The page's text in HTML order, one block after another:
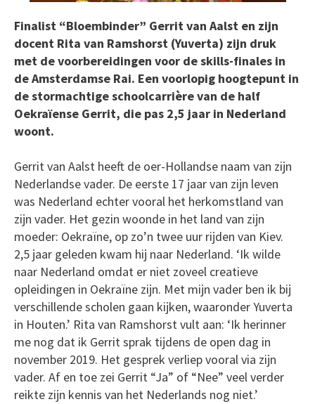
Finalist “Bloembinder” Gerrit van Aalst en zijn
docent Rita van Ramshorst (Yuverta) zijn druk
met de voorbereidingen voor de skills-finales in
de Amsterdamse Rai. Een voorlopig hoogtepunt in
de stormachtige schoolcarrière van de half
Oekraïense Gerrit, die pas 2,5 jaar in Nederland
woont.
Gerrit van Aalst heeft de oer-Hollandse naam van zijn
Nederlandse vader. De eerste 17 jaar van zijn leven
was Nederland echter vooral het herkomstland van
zijn vader. Het gezin woonde in het land van zijn
moeder: Oekraïne, op zo’n twee uur rijden van Kiev.
2,5 jaar geleden kwam hij naar Nederland. ‘Ik wilde
naar Nederland omdat er niet zoveel creatieve
opleidingen in Oekraïne zijn. Met mijn vader ben ik bij
verschillende scholen gaan kijken, waaronder Yuverta
in Houten.’ Rita van Ramshorst vult aan: ‘Ik herinner
me nog dat ik Gerrit sprak tijdens de open dag in
november 2019. Het gesprek verliep vooral via zijn
vader. Af en toe zei Gerrit “Ja” of “Nee” veel verder
reikte zijn kennis van het Nederlands nog niet.’